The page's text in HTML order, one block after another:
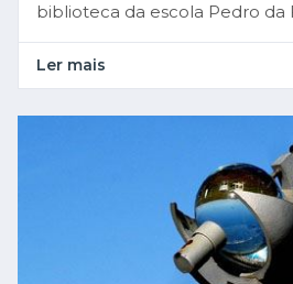
biblioteca da escola Pedro da
Ler mais